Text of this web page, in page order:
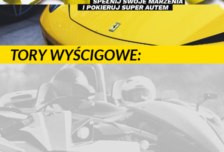
TORY WYŚCIGOWE: